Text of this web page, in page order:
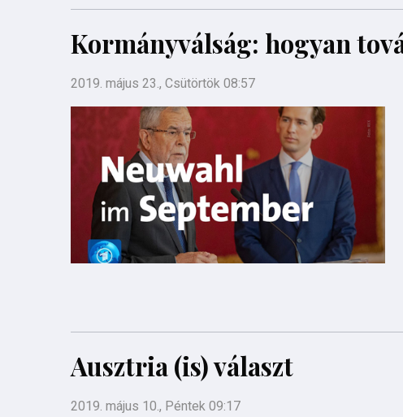
Kormányválság: hogyan
2019. május 23., Csütörtök 08:57
Ausztria (is) választ
2019. május 10., Péntek 09:17